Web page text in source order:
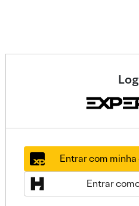
Entrar com
Entrar